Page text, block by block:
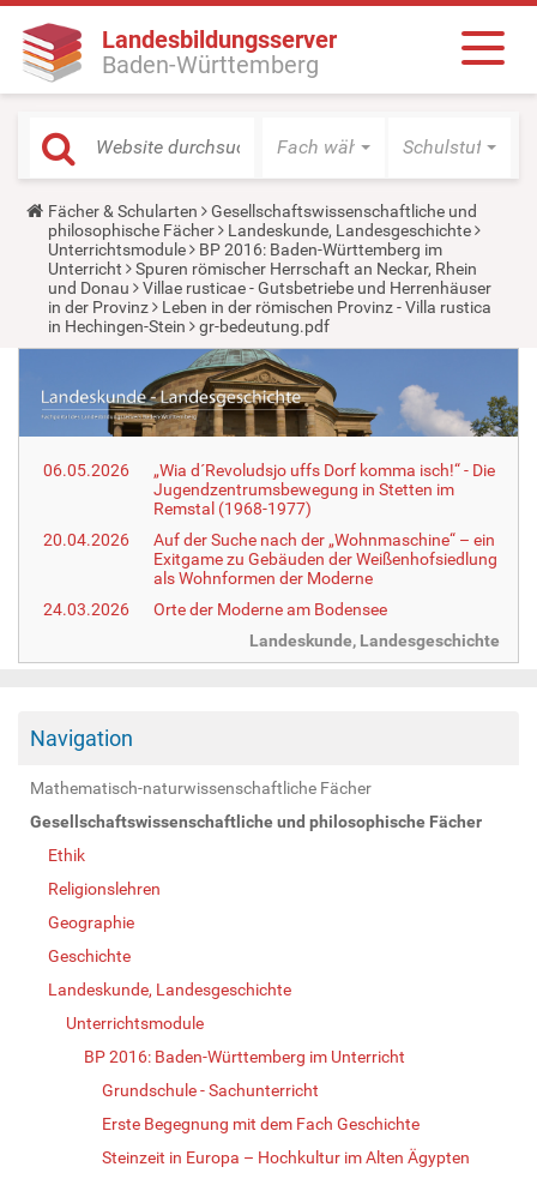
Landesbildungsserver
Baden-Württemberg
Fach wählen Schulstufe
Y
o
u
a
r
e
h
e
:
Fächer & Schularten
Gesellschaftswissenschaftliche und
philosophische Fächer
Landeskunde, Landesgeschichte
Unterrichtsmodule
BP 2016: Baden-Württemberg im
Unterricht
Spuren römischer Herrschaft an Neckar, Rhein
und Donau
Villae rusticae - Gutsbetriebe und Herrenhäuser
in der Provinz
Leben in der römischen Provinz - Villa rustica
in Hechingen-Stein
gr-bedeutung.pdf
06.05.2026
„Wia d´Revoludsjo uffs Dorf komma isch!“ - Die
Jugendzentrumsbewegung in Stetten im
Remstal (1968-1977)
20.04.2026
Auf der Suche nach der „Wohnmaschine“ – ein
Exitgame zu Gebäuden der Weißenhofsiedlung
als Wohnformen der Moderne
24.03.2026
Orte der Moderne am Bodensee
Landeskunde, Landesgeschichte
Navigation
Mathematisch-naturwissenschaftliche Fächer
Gesellschaftswissenschaftliche und philosophische Fächer
Ethik
Religionslehren
Geographie
Geschichte
Landeskunde, Landesgeschichte
Unterrichtsmodule
BP 2016: Baden-Württemberg im Unterricht
Grundschule - Sachunterricht
Erste Begegnung mit dem Fach Geschichte
Steinzeit in Europa – Hochkultur im Alten Ägypten